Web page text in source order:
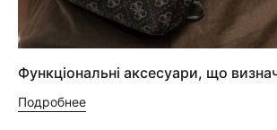
Функціональні аксесуари, що
Подробнее